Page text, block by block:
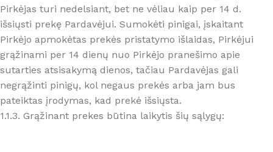
Pirkėjas turi nedelsiant, bet ne vėliau kaip per 14 d.
išsiųsti prekę Pardavėjui. Sumokėti pinigai, įskaitant
Pirkėjo apmokėtas prekės pristatymo išlaidas, Pirkėjui
grąžinami per 14 dienų nuo Pirkėjo pranešimo apie
sutarties atsisakymą dienos, tačiau Pardavėjas gali
negrąžinti pinigų, kol negaus prekės arba jam bus
pateiktas įrodymas, kad prekė išsiųsta.
1.1.3. Grąžinant prekes būtina laikytis šių sąlygų: